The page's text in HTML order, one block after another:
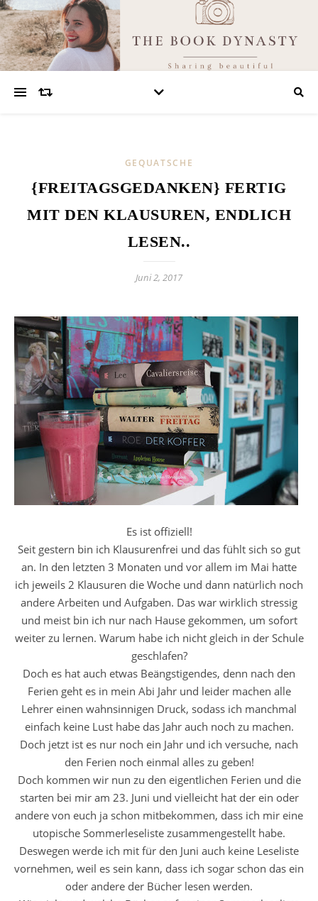
GEQUATSCHE
{FREITAGSGEDANKEN} FERTIG
MIT DEN KLAUSUREN, ENDLICH
LESEN..
Juni 2, 2017
Es ist offiziell!
Seit gestern bin ich Klausurenfrei und das fühlt sich so gut
an. In den letzten 3 Monaten und vor allem im Mai hatte
ich jeweils 2 Klausuren die Woche und dann natürlich noch
andere Arbeiten und Aufgaben. Das war wirklich stressig
und meist bin ich nur nach Hause gekommen, um sofort
weiter zu lernen. Warum habe ich nicht gleich in der Schule
geschlafen?
Doch es hat auch etwas Beängstigendes, denn nach den
Ferien geht es in mein Abi Jahr und leider machen alle
Lehrer einen wahnsinnigen Druck, sodass ich manchmal
einfach keine Lust habe das Jahr auch noch zu machen.
Doch jetzt ist es nur noch ein Jahr und ich versuche, nach
den Ferien noch einmal alles zu geben!
Doch kommen wir nun zu den eigentlichen Ferien und die
starten bei mir am 23. Juni und vielleicht hat der ein oder
andere von euch ja schon mitbekommen, dass ich mir eine
utopische Sommerleseliste zusammengestellt habe.
Deswegen werde ich mit für den Juni auch keine Leseliste
vornehmen, weil es sein kann, dass ich sogar schon das ein
oder andere der Bücher lesen werden.